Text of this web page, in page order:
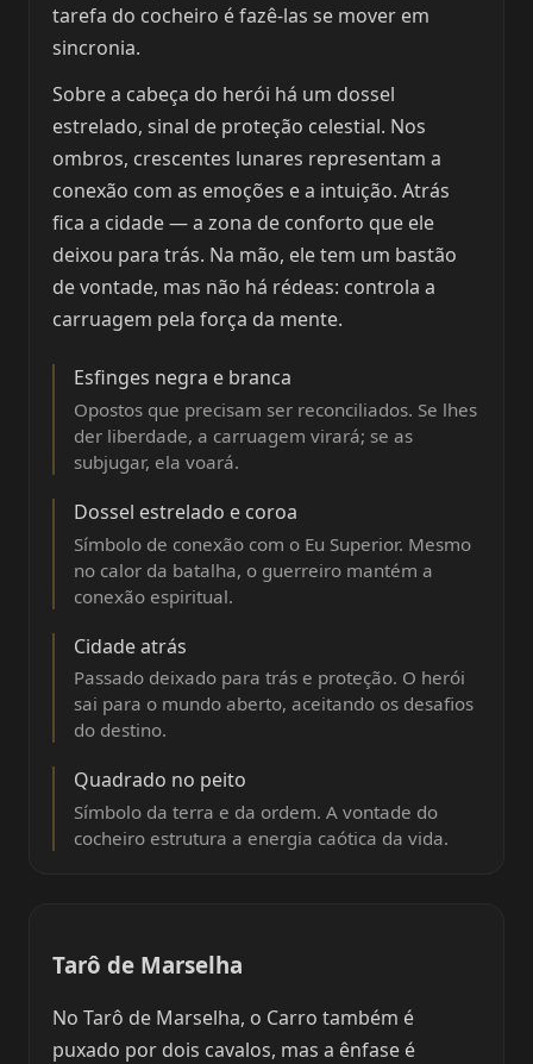
tarefa do cocheiro é fazê-las se mover em
sincronia.
Sobre a cabeça do herói há um dossel
estrelado, sinal de proteção celestial. Nos
ombros, crescentes lunares representam a
conexão com as emoções e a intuição. Atrás
fica a cidade — a zona de conforto que ele
deixou para trás. Na mão, ele tem um bastão
de vontade, mas não há rédeas: controla a
carruagem pela força da mente.
Esfinges negra e branca
Opostos que precisam ser reconciliados. Se lhes
der liberdade, a carruagem virará; se as
subjugar, ela voará.
Dossel estrelado e coroa
Símbolo de conexão com o Eu Superior. Mesmo
no calor da batalha, o guerreiro mantém a
conexão espiritual.
Cidade atrás
Passado deixado para trás e proteção. O herói
sai para o mundo aberto, aceitando os desafios
do destino.
Quadrado no peito
Símbolo da terra e da ordem. A vontade do
cocheiro estrutura a energia caótica da vida.
Tarô de Marselha
No Tarô de Marselha, o Carro também é
puxado por dois cavalos, mas a ênfase é